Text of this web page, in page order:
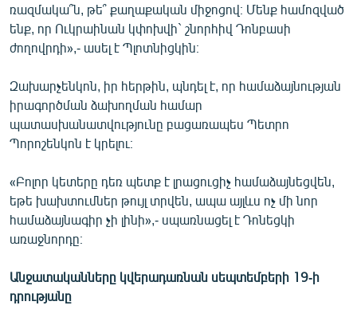
ռազմակա՞ն, թե՞ քաղաքական միջոցով։ Մենք համոզված
ենք, որ Ուկրաինան կփոխվի` շնորհիվ Դոնբասի
ժողովրդի»,- ասել է Պլոտնիցկին։
Զախարչենկոն, իր հերթին, պնդել է, որ համաձայնության
իրագործման ձախողման համար
պատասխանատվությունը բացառապես Պետրո
Պորոշենկոն է կրելու։
«Բոլոր կետերը դեռ պետք է լրացուցիչ համաձայնեցվեն,
եթե խախտումներ թույլ տրվեն, ապա այլևս ոչ մի նոր
համաձայնագիր չի լինի»,- սպառնացել է Դոնեցկի
առաջնորդը։
Անջատականները կվերադառնան սեպտեմբերի 19-ի
դրությանը